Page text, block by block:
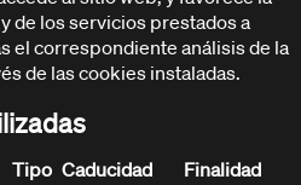
de los servicios prestados a
el correspondiente análisis de la
de las cookies instaladas.
Tipo Caducidad Finalidad